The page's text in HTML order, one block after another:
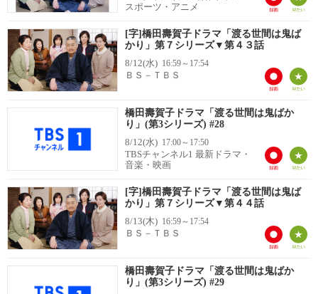
スポーツ・アニメ
[字]橋田壽賀子ドラマ「渡る世間は鬼ば
かり」第７シリーズ▼第４３話
8/12(水) 16:59～17:54
ＢＳ－ＴＢＳ
橋田壽賀子ドラマ「渡る世間は鬼ばか
り」(第3シリーズ) #28
8/12(水) 17:00～17:50
TBSチャンネル1 最新ドラマ・
音楽・映画
[字]橋田壽賀子ドラマ「渡る世間は鬼ば
かり」第７シリーズ▼第４４話
8/13(木) 16:59～17:54
ＢＳ－ＴＢＳ
橋田壽賀子ドラマ「渡る世間は鬼ばか
り」(第3シリーズ) #29